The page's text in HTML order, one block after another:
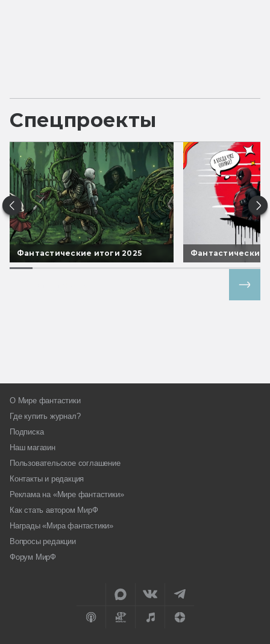
Спецпроекты
Фантастические итоги 2025 Фантастические
О Мире фантастики
Где купить журнал?
Подписка
Наш магазин
Пользовательское соглашение
Контакты и редакция
Реклама на «Мире фантастики»
Как стать автором МирФ
Награды «Мира фантастики»
Вопросы редакции
Форум МирФ